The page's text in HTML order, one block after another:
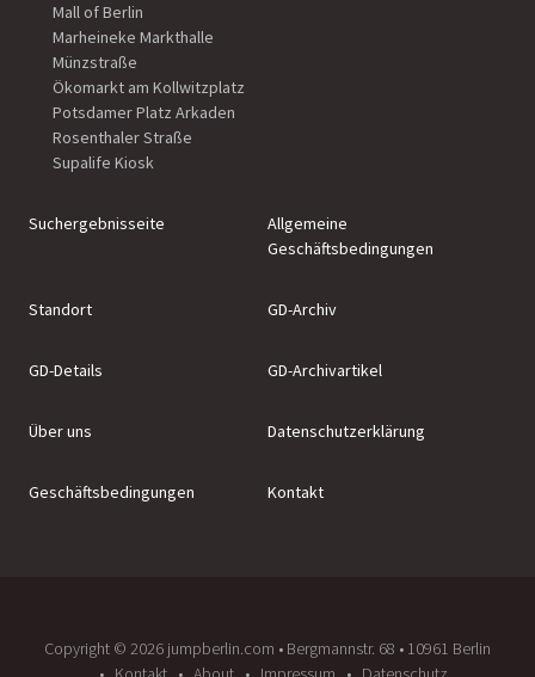
Mall of Berlin
Marheineke Markthalle
Münzstraße
Ökomarkt am Kollwitzplatz
Potsdamer Platz Arkaden
Rosenthaler Straße
Supalife Kiosk
Suchergebnisseite
Allgemeine
Geschäftsbedingungen
Standort GD-Archiv
GD-Details GD-Archivartikel
Über uns Datenschutzerklärung
Geschäftsbedingungen Kontakt
Copyright ©️ 2026 jumpberlin.com • Bergmannstr. 68 • 10961 Berlin